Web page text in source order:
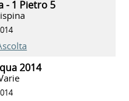
- 1 Pietro 5
2014